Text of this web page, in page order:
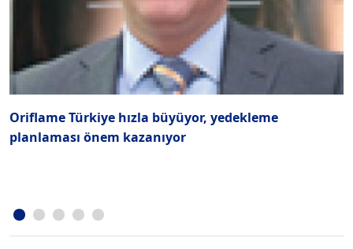
Oriflame Türkiye hızla büyüyor, yedekleme
planlaması önem kazanıyor